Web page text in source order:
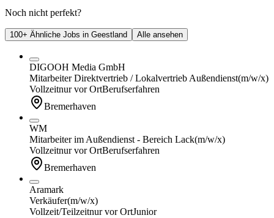
Noch nicht perfekt?
100+ Ähnliche Jobs in Geestland Alle ansehen
DIGOOH Media GmbH
Mitarbeiter Direktvertrieb / Lokalvertrieb Außendienst(m/w/x)
Vollzeitnur vor OrtBerufserfahren
Bremerhaven
WM
Mitarbeiter im Außendienst - Bereich Lack(m/w/x)
Vollzeitnur vor OrtBerufserfahren
Bremerhaven
Aramark
Verkäufer(m/w/x)
Vollzeit/Teilzeitnur vor OrtJunior